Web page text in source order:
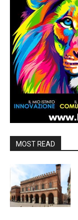
MOST READ